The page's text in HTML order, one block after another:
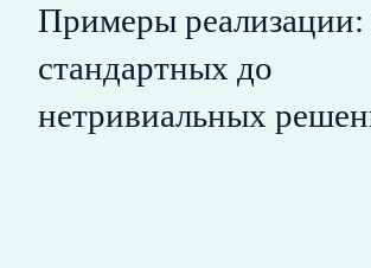
Примеры реализации:
стандартных до
нетривиальных